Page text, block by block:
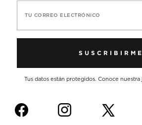
TU CORREO ELECTRÓNICO
SUSCRIBIRME
Tus datos están protegidos. Conoce nuestra
f i